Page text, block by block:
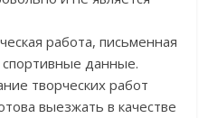
работа, письменная
спортивные данные.
творческих работ
выезжать в качестве